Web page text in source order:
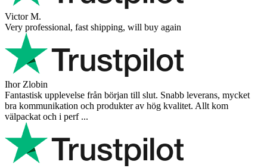
Victor M.
Very professional, fast shipping, will buy again
Ihor Zlobin
Fantastisk upplevelse från början till slut. Snabb leverans, mycket
bra kommunikation och produkter av hög kvalitet. Allt kom
välpackat och i perf ...